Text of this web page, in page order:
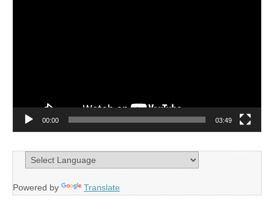
00:00 03:49
Powered by Translate